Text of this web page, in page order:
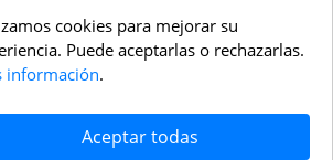
– Una publicación de HELP
– Todos los derechos reservados
cookies para mejorar su
Puede aceptarlas o rechazarlas.
información.
Aceptar todas